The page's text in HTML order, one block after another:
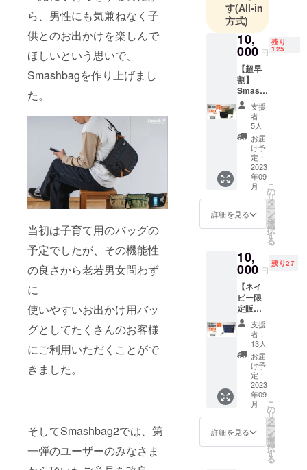
ら、男性にも気兼ねなく子
供とのお出かけを楽しんで
ほしいという思いで、
Smashbagを作り上げまし
た。
当初は子育て用のバッグの
予定でしたが、その機能性
の良さから老若男女問わず
に
使いやすいお出かけ用バッ
グとしてたくさんのお客様
にご利用いただくことがで
きました。
そしてSmashbag2では、第
一弾のユーザーのみなさま
を応援でき
るモノづく
りを行いま
す(All-in
方式)
10,
000 円
残り
125
【超早
割】
Smash
Bag2
限定130
販売価
￥12,30
0（税・
送料
込）の
とこ
ろ、
130名様
限定
割引き
￥10,00
0（税・
送料
込）に
て承り
ます。
■Smas
hBag2×
1 ■キー
リール
はブ
ラッ
ク・
ベー
ジュ・
支援
者：
5人
お届
け予
定：
2023
年09
月
詳細を見る
こ
の
リ
タ
ー
ン
を
選
択
す
る
10,
000 円
残り27
【ネイ
ビー限
定販
売】
Smash
Bag2
限定40
販売価
￥12,30
0（税・
送料
込）の
とこ
ろ、 40
支援
者：
13人
お届
け予
定：
2023
年09
月
詳細を見る
こ
の
リ
タ
ー
ン
を
選
択
す
る